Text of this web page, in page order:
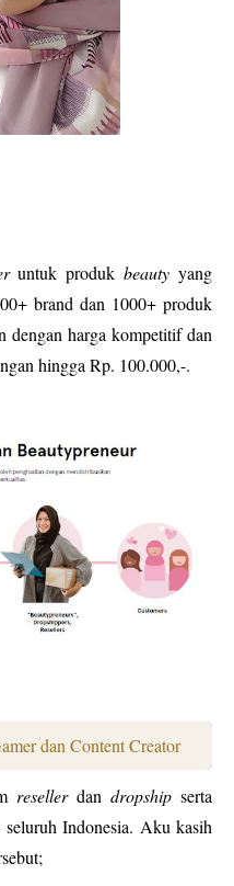
untuk produkbeauty yang
brand dan 1000+ produk
dengan harga kompetitif dan
hingga Rp. 100.000,-.
dan Content Creator
resellerdan dropship serta
Indonesia. Aku kasih